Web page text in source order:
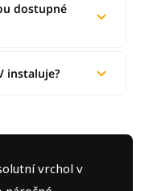
dostupné
instaluje?
vrchol v